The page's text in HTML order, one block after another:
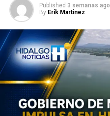
Published 3 semanas ago
By Erik Martinez